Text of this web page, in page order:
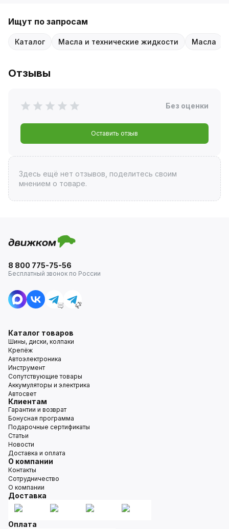
Ищут по запросам
Каталог Масла и технические жидкости Масла
Отзывы
Без оценки
Оставить отзыв
Здесь ещё нет отзывов, поделитесь своим
мнением о товаре.
8 800 775-75-56
Бесплатный звонок по России
Каталог товаров
Шины, диски, колпаки
Крепёж
Автоэлектроника
Инструмент
Сопутствующие товары
Аккумуляторы и электрика
Автосвет
Клиентам
Гарантии и возврат
Бонусная программа
Подарочные сертификаты
Статьи
Новости
Доставка и оплата
О компании
Контакты
Сотрудничество
О компании
Доставка
Оплата